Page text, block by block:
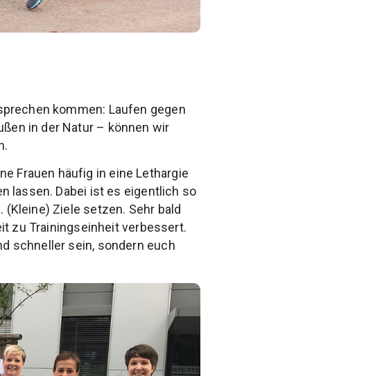
kommen: Laufen gegen
in der Natur – können wir
Frauen häufig in eine Lethargie
lassen. Dabei ist es eigentlich so
(Kleine) Ziele setzen. Sehr bald
zu Trainingseinheit verbessert.
schneller sein, sondern euch